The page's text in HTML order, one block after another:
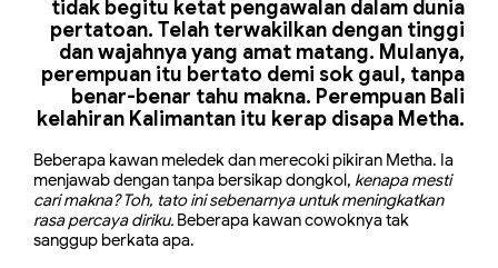
tidak begitu ketat pengawalan dalam dunia
pertatoan. Telah terwakilkan dengan tinggi
dan wajahnya yang amat matang. Mulanya,
perempuan itu bertato demi sok gaul, tanpa
benar-benar tahu makna. Perempuan Bali
kelahiran Kalimantan itu kerap disapa Metha.
Beberapa kawan meledek dan merecoki pikiran Metha. Ia
menjawab dengan tanpa bersikap dongkol, kenapa mesti
cari makna? Toh, tato ini sebenarnya untuk meningkatkan
rasa percaya diriku. Beberapa kawan cowoknya tak
sanggup berkata apa.